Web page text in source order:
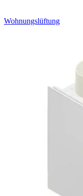
Wohnungslüftung